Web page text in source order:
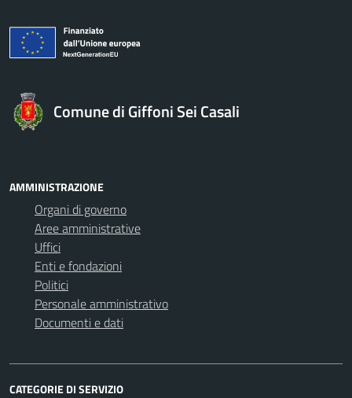
Comune di Giffoni Sei Casali
AMMINISTRAZIONE
Organi di governo
Aree amministrative
Uffici
Enti e fondazioni
Politici
Personale amministrativo
Documenti e dati
CATEGORIE DI SERVIZIO